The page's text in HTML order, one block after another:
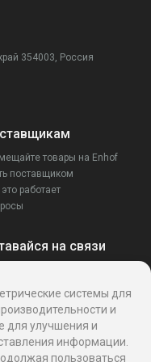
354003, Россия
товары на Enhof
поставщиком
работает
на связи
системы для
и
для улучшения и
информации.
пользоваться